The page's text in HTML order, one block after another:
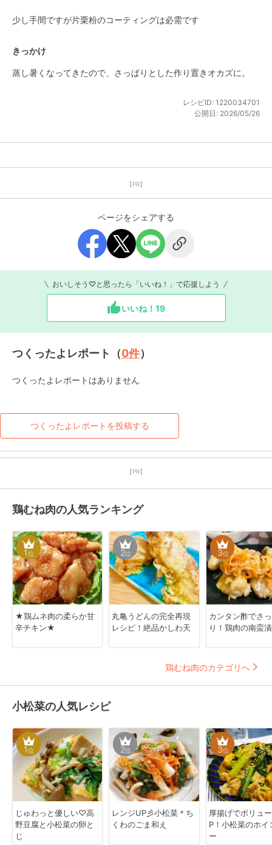
少し手間ですが片栗粉のコーティングは必需です
きっかけ
蒸し暑くなってきたので、さっぱりとした作り置きオカズに。
レシピID: 1220034701
公開日: 2026/05/26
【PR】
ページをシェアする
おいしそう♡と思ったら「いいね！」で応援しよう
いいね！ 19
つくったよレポート（0件）
つくったよレポートはありません
つくったよレポートを投稿する
【PR】
鶏むね肉の人気ランキング
1位
★鶏ムネ肉の柔らか甘
辛チキン★
2位
丸亀うどんの完全再現
レシピ！絶品かしわ天
3位
カンタン酢でさ
り！鶏肉の南蛮
鶏むね肉のカテゴリへ
小松菜の人気レシピ
1位
じゅわっと優しい♡高
野豆腐と小松菜の卵と
じ
2位
レンジUP彡小松菜＊ち
くわのごま和え
3位
厚揚げでボリュ
P！小松菜のホイ
ー